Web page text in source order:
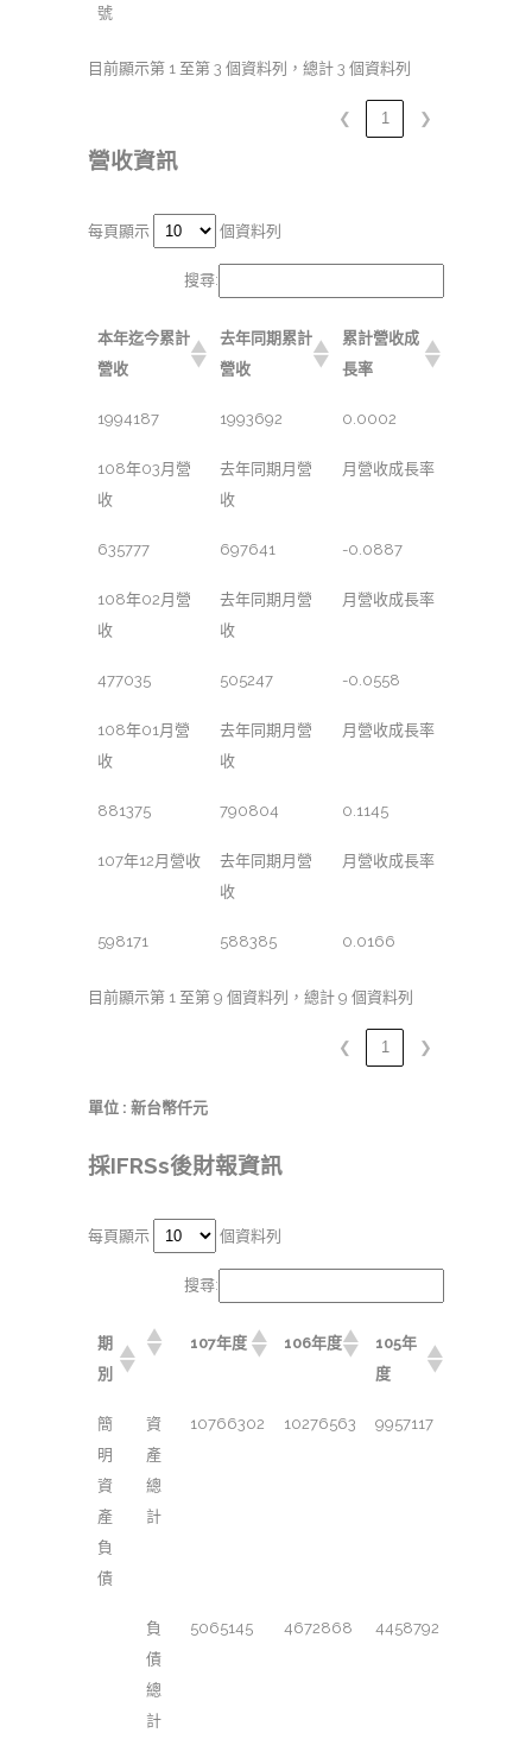
號
目前顯示第 1 至第 3 個資料列，總計 3 個資料列
❮ 1 ❯
營收資訊
每頁顯示 個資料列
搜尋:
本年迄今累計
營收
去年同期累計
營收
累計營收成
長率
1994187 1993692 0.0002
108年03月營
收
去年同期月營
收
月營收成長率
635777 697641 -0.0887
108年02月營
收
去年同期月營
收
月營收成長率
477035 505247 -0.0558
108年01月營
收
去年同期月營
收
月營收成長率
881375 790804 0.1145
107年12月營收
去年同期月營
收
月營收成長率
598171 588385 0.0166
目前顯示第 1 至第 9 個資料列，總計 9 個資料列
❮ 1 ❯
單位 : 新台幣仟元
採IFRSs後財報資訊
每頁顯示 個資料列
搜尋:
期
別
107年度 106年度
105年
度
簡
明
資
產
負
債
資
產
總
計
10766302 10276563 9957117
負
債
總
計
5065145 4672868 4458792